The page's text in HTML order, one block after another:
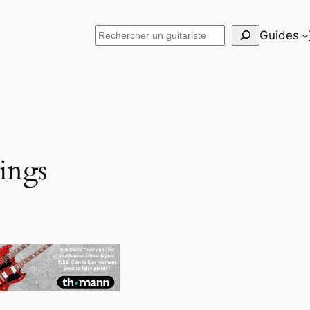
Rechercher Guides